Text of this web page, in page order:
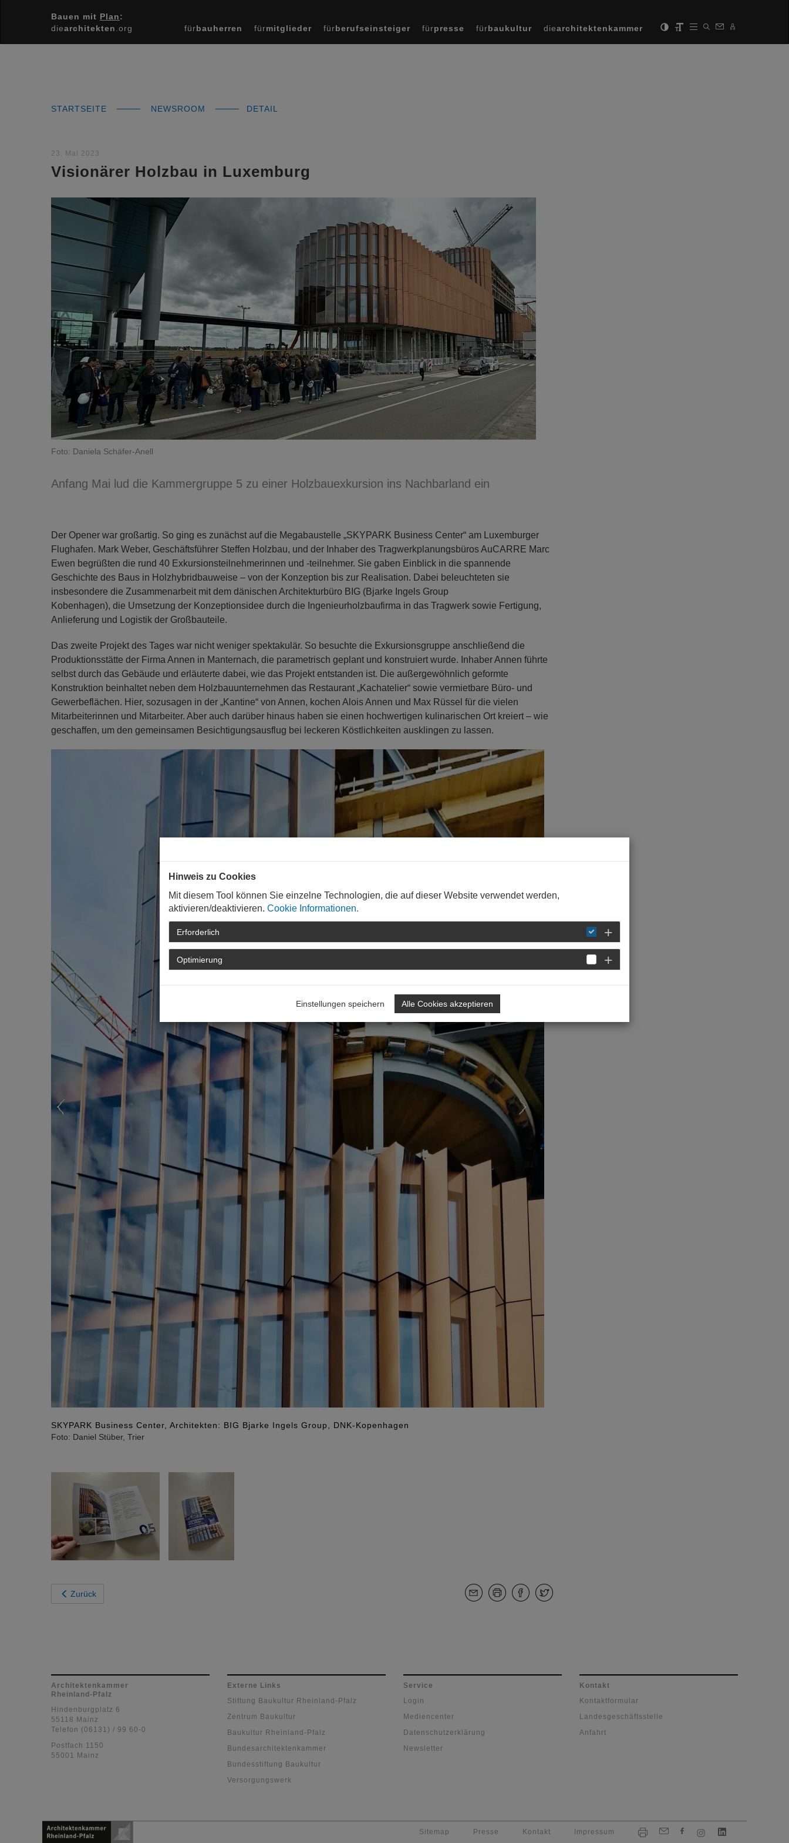
Bauen mit Plan:
diearchitekten .org fürbauherren fürmitglieder fürberufseinsteiger fürpresse fürbaukultur diearchitektenkammer
STARTSEITE NEWSROOM DETAIL
23. Mai 2023
Visionärer Holzbau in Luxemburg
Foto: Daniela Schäfer-Anell
Anfang Mai lud die Kammergruppe 5 zu einer Holzbauexkursion ins Nachbarland ein
Der Opener war großartig. So ging es zunächst auf die Megabaustelle „SKYPARK Business Center“ am Luxemburger
Flughafen. Mark Weber, Geschäftsführer Steffen Holzbau, und der Inhaber des Tragwerkplanungsbüros AuCARRE Marc
Ewen begrüßten die rund 40 Exkursionsteilnehmerinnen und -teilnehmer. Sie gaben Einblick in die spannende
Geschichte des Baus in Holzhybridbauweise – von der Konzeption bis zur Realisation. Dabei beleuchteten sie
insbesondere die Zusammenarbeit mit dem dänischen Architekturbüro BIG (Bjarke Ingels Group
Kobenhagen), die Umsetzung der Konzeptionsidee durch die Ingenieurholzbaufirma in das Tragwerk sowie Fertigung,
Anlieferung und Logistik der Großbauteile.
Das zweite Projekt des Tages war nicht weniger spektakulär. So besuchte die Exkursionsgruppe anschließend die
Produktionsstätte der Firma Annen in Manternach, die parametrisch geplant und konstruiert wurde. Inhaber Annen führte
selbst durch das Gebäude und erläuterte dabei, wie das Projekt entstanden ist. Die außergewöhnlich geformte
Konstruktion beinhaltet neben dem Holzbauunternehmen das Restaurant „Kachatelier“ sowie vermietbare Büro- und
Gewerbeflächen. Hier, sozusagen in der „Kantine“ von Annen, kochen Alois Annen und Max Rüssel für die vielen
Mitarbeiterinnen und Mitarbeiter. Aber auch darüber hinaus haben sie einen hochwertigen kulinarischen Ort kreiert – wie
geschaffen, um den gemeinsamen Besichtigungsausflug bei leckeren Köstlichkeiten ausklingen zu lassen.
SKYPARK Business Center, Architekten: BIG Bjarke Ingels Group, DNK-Kopenhagen
Foto: Daniel Stüber, Trier
Next
Zurück
Architektenkammer
Rheinland-Pfalz
Hindenburgplatz 6
55118 Mainz
Telefon (06131) / 99 60-0
Postfach 1150
55001 Mainz
Externe Links
Stiftung Baukultur Rheinland-Pfalz
Zentrum Baukultur
Baukultur Rheinland-Pfalz
Bundesarchitektenkammer
Bundesstiftung Baukultur
Versorgungswerk
Service
Login
Mediencenter
Datenschutzerklärung
Newsletter
Kontakt
Kontaktformular
Landesgeschäftsstelle
Anfahrt
Sitemap Presse Kontakt Impressum
Hinweis zu Cookies
Mit diesem Tool können Sie einzelne Technologien, die auf dieser Website verwendet werden,
aktivieren/deaktivieren. Cookie Informationen.
Erforderlich
Optimierung
Einstellungen speichern Alle Cookies akzeptieren